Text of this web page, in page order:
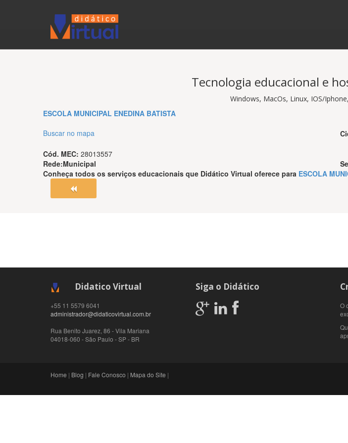
Tecnologia educacional e
Windows, MacOs, Linux, IOS/
ESCOLA MUNICIPAL ENEDINA BATISTA
Buscar no mapa
Cód. MEC: 28013557
Rede:Municipal
Conheça todos os serviços educacionais que Didático Virtual oferece para ESCOLA
Didatico Virtual
+55 11 5579 6041
administrador@didaticovirtual.com.br
Rua Benito Juarez, 86 - Vila Mariana
04018-060 -São Paulo -SP- BR
Siga o Didático
O
Home | Blog | Fale Conosco | Mapa do Site |